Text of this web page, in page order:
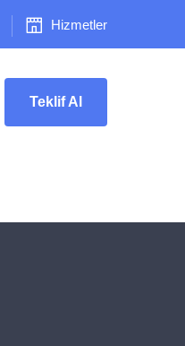
Hizmetler
Teklif Al